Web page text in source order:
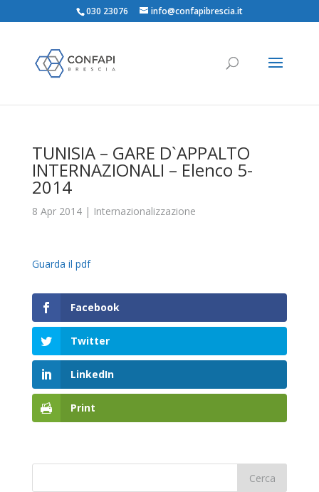
030 23076 info@confapibrescia.it
TUNISIA – GARE D`APPALTO
INTERNAZIONALI – Elenco 5-
2014
8 Apr 2014| Internazionalizzazione
Guarda il pdf
Facebook
Twitter
LinkedIn
Print